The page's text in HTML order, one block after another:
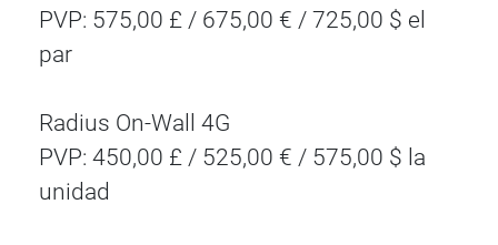
PVP: 575,00 £ / 675,00 € / 725,00 $ el
par
Radius On-Wall 4G
PVP: 450,00 £ / 525,00 € / 575,00 $ la
unidad